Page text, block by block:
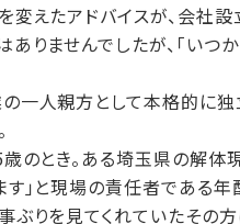
変えたアドバイスが、会社
ありませんでしたが、「い
一人親方として本格的に
のとき。ある埼玉県の解体
」と現場の責任者である年
ぶりを見てくれていたその